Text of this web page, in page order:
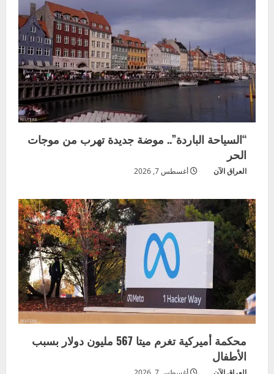
“السياحة الباردة”.. موضة جديدة تهرب من موجات
الحر
العراق الآن أغسطس 7, 2026
محكمة أميركية تغرم ميتا 567 مليون دولار بسبب
الأطفال